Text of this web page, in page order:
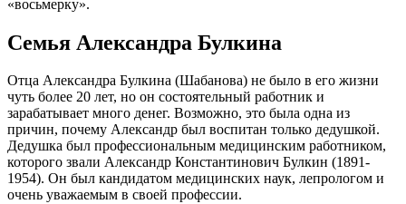
«восьмерку».
Семья Александра Булкина
Отца Александра Булкина (Шабанова) не было в его жизни
чуть более 20 лет, но он состоятельный работник и
зарабатывает много денег. Возможно, это была одна из
причин, почему Александр был воспитан только дедушкой.
Дедушка был профессиональным медицинским работником,
которого звали Александр Константинович Булкин (1891-
1954). Он был кандидатом медицинских наук, лепрологом и
очень уважаемым в своей профессии.